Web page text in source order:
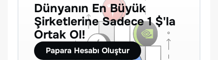
Dünyanın En Büyük
Şirketlerine Sadece 1 $'la
Ortak Ol!
Papara Hesabı Oluştur